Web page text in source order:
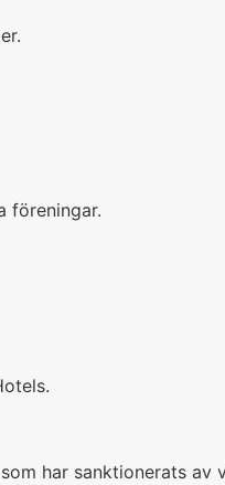
föreningar.
har sanktionerats av